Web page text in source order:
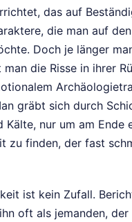
das auf
die man auf
Doch je länger
man die Risse in ihrer
gräbt sich durch
Kälte, nur um am Ende
zu finden, der fast
ist kein Zufall.
oft als jemanden,